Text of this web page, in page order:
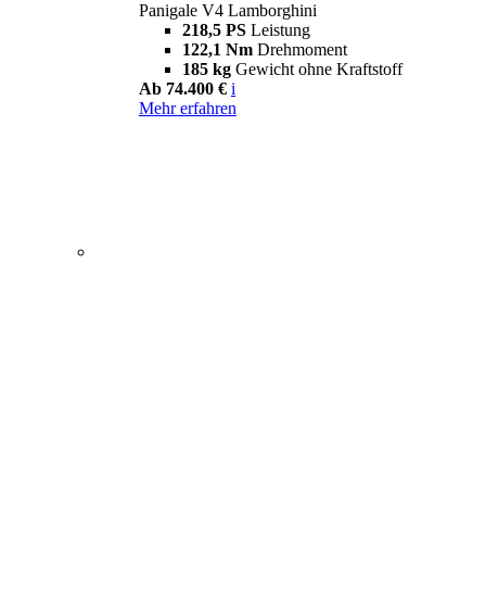
Panigale V4 Lamborghini
218,5 PS Leistung
122,1 Nm Drehmoment
185 kg Gewicht ohne Kraftstoff
Ab 74.400 € i
Mehr erfahren